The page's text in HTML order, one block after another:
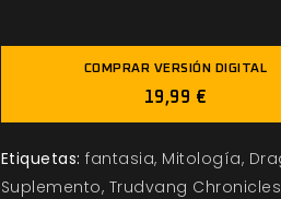
COMPRAR VERSIÓN DIGITAL
19,99 €
Etiquetas: fantasia Mitología
Suplemento Trudvang Chronicles